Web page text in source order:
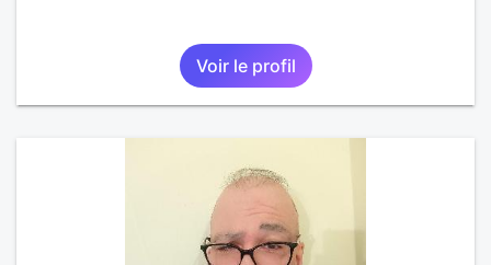
Voir le profil